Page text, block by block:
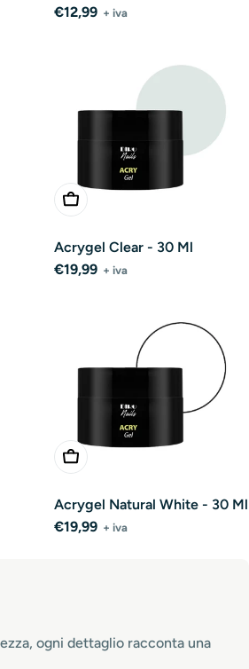
Prezzo
€12,99 + iva
Aggiungi Al Carrello
Acrygel Clear - 30 Ml
Prezzo
€19,99 + iva
Aggiungi Al Carrello
Acrygel Natural White - 30 Ml
Prezzo
€19,99 + iva
ogni dettaglio racconta una